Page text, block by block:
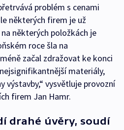
problém s cenami
některých firem je už
některých položkách je
roce šla na
začal zdražovat ke konci
materiály,
výstavby,“ vysvětluje provozní
firem Jan Hamr.
drahé úvěry, soudí